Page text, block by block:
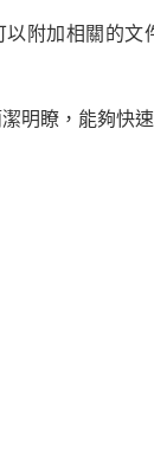
以附加相關的文
明瞭，能夠快